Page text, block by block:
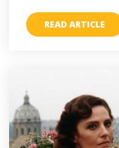
READ ARTICLE